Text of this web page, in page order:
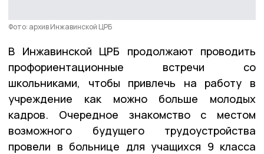
Фото: архив Инжавинской ЦРБ
В Инжавинской ЦРБ продолжают проводить
профориентационные встречи со
школьниками, чтобы привлечь на работу в
учреждение как можно больше молодых
кадров. Очередное знакомство с местом
возможного будущего трудоустройства
провели в больнице для учащихся 9 класса